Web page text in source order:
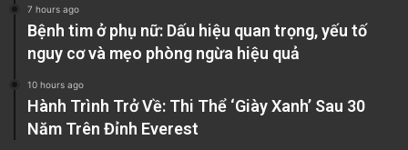
7 hours ago
Bệnh tim ở phụ nữ: Dấu hiệu quan trọng, yếu tố
nguy cơ và mẹo phòng ngừa hiệu quả
10 hours ago
Hành Trình Trở Về: Thi Thể ‘Giày Xanh’ Sau 30
Năm Trên Đỉnh Everest